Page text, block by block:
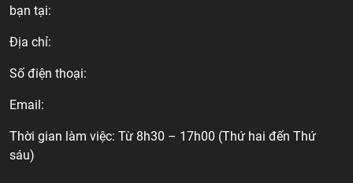
bạn tại:
Địa chỉ:
Số điện thoại:
Email:
Thời gian làm việc: Từ 8h30 – 17h00 (Thứ hai đến Thứ
sáu)